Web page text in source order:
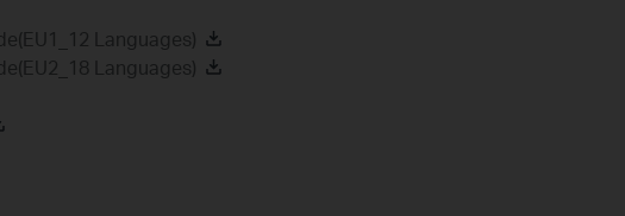
Languages)
Languages)